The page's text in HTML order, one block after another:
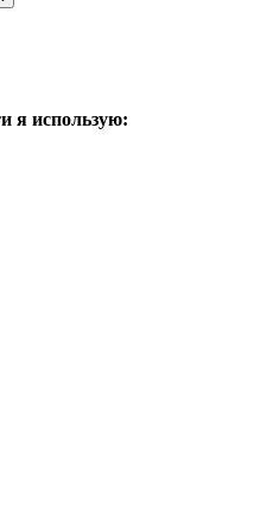
я использую: